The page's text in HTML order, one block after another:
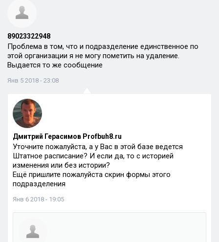
89023322948
Проблема в том, что и подразделение единственное по
этой организации я не могу пометить на удаление.
Выдается то же сообщение
Янв 5 2018 - 23:08
Дмитрий Герасимов Profbuh8.ru
Уточните пожалуйста, а у Вас в этой базе ведется
Штатное расписание? И если да, то с историей
изменения или без истории?
Ещё пришлите пожалуйста скрин формы этого
подразделения
Янв 6 2018 - 19:05